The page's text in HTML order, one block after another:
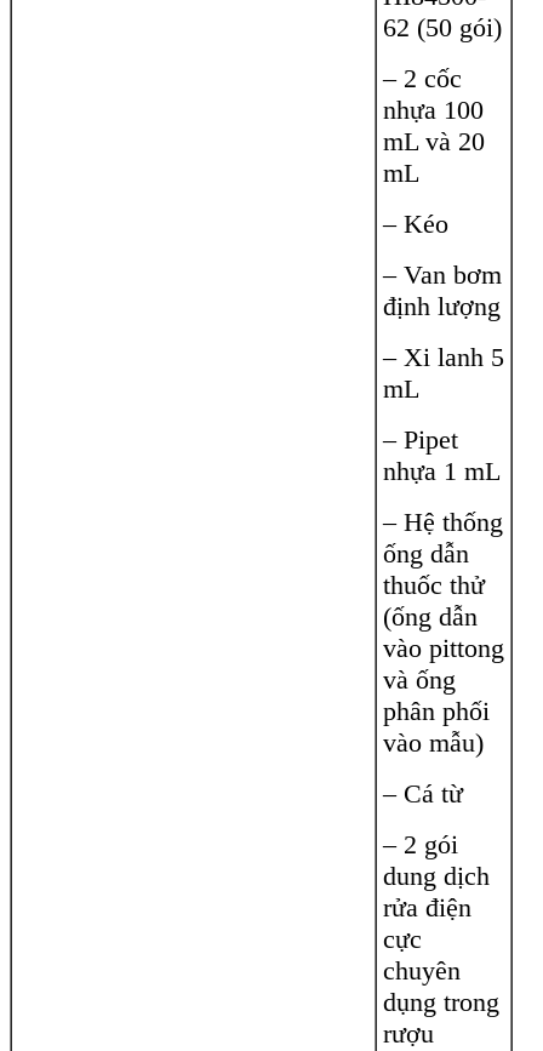
62 (50 gói)
– 2 cốc
nhựa 100
mL và 20
mL
– Kéo
– Van bơm
định lượng
– Xi lanh 5
mL
– Pipet
nhựa 1 mL
– Hệ thống
ống dẫn
thuốc thử
(ống dẫn
vào pittong
và ống
phân phối
vào mẫu)
– Cá từ
– 2 gói
dung dịch
rửa điện
cực
chuyên
dụng trong
rượu